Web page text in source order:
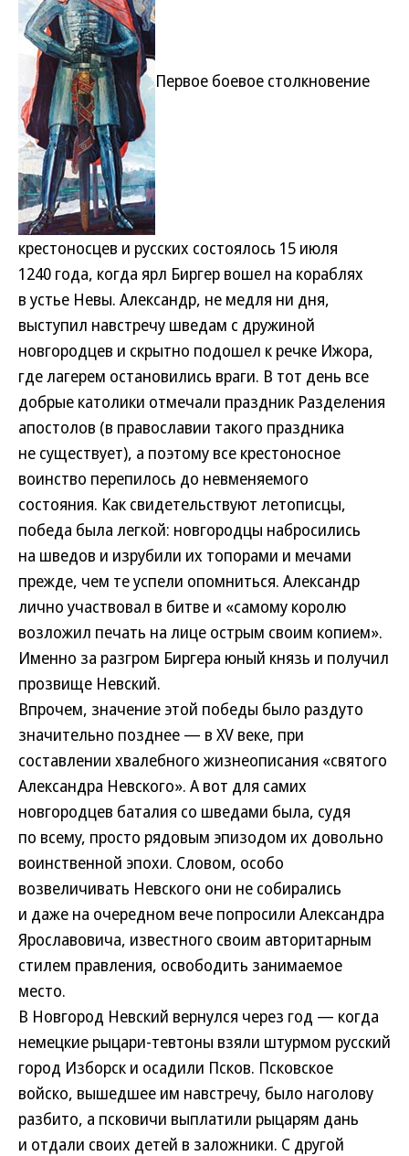
Первое боевое столкновение
крестоносцев и русских состоялось 15 июля
1240 года, когда ярл Биргер вошел на кораблях
в устье Невы. Александр, не медля ни дня,
выступил навстречу шведам с дружиной
новгородцев и скрытно подошел к речке Ижора,
где лагерем остановились враги. В тот день все
добрые католики отмечали праздник Разделения
апостолов (в православии такого праздника
не существует), а поэтому все крестоносное
воинство перепилось до невменяемого
состояния. Как свидетельствуют летописцы,
победа была легкой: новгородцы набросились
на шведов и изрубили их топорами и мечами
прежде, чем те успели опомниться. Александр
лично участвовал в битве и «самому королю
возложил печать на лице острым своим копием».
Именно за разгром Биргера юный князь и получил
прозвище Невский.
Впрочем, значение этой победы было раздуто
значительно позднее — в XV веке, при
составлении хвалебного жизнеописания «святого
Александра Невского». А вот для самих
новгородцев баталия со шведами была, судя
по всему, просто рядовым эпизодом их довольно
воинственной эпохи. Словом, особо
возвеличивать Невского они не собирались
и даже на очередном вече попросили Александра
Ярославовича, известного своим авторитарным
стилем правления, освободить занимаемое
место.
В Новгород Невский вернулся через год — когда
немецкие рыцари-тевтоны взяли штурмом русский
город Изборск и осадили Псков. Псковское
войско, вышедшее им навстречу, было наголову
разбито, а псковичи выплатили рыцарям дань
и отдали своих детей в заложники. С другой